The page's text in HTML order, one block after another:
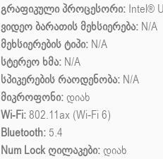
გრაფიკული პროცესორი: Intel®
ვიდეო ბარათის მეხსიერება: N/A
მეხსიერების ტიპი: N/A
სტერეო ხმა: N/A
სპიკერების რაოდენობა: N/A
მიკროფონი: დიახ
Wi-Fi:802.11ax (Wi-Fi 6)
Bluetooth: 5.4
Num Lock ღილაკები: დიახ